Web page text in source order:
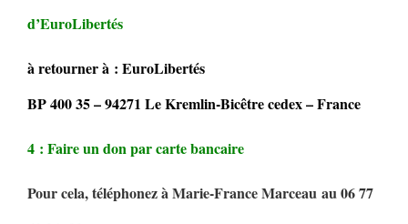
d’EuroLibertés
à retourner à : EuroLibertés
BP 400 35 – 94271 Le Kremlin-Bicêtre cedex – France
4 : Faire un don par carte bancaire
Pour cela, téléphonez à Marie-France Marceau au 06 77